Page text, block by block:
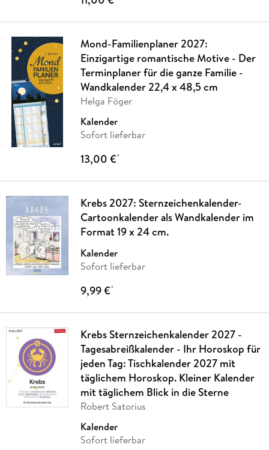
Mond-Familienplaner 2027:
Einzigartige romantische Motive - Der
Terminplaner für die ganze Familie -
Wandkalender 22,4 x 48,5 cm
Helga Föger
Kalender
Sofort lieferbar
13,00 €*
Krebs 2027: Sternzeichenkalender-
Cartoonkalender als Wandkalender im
Format 19 x 24 cm.
Kalender
Sofort lieferbar
9,99 €*
Krebs Sternzeichenkalender 2027 -
Tagesabreißkalender - Ihr Horoskop für
jeden Tag: Tischkalender 2027 mit
täglichem Horoskop. Kleiner Kalender
mit täglichem Blick in die Sterne
Robert Satorius
Kalender
Sofort lieferbar